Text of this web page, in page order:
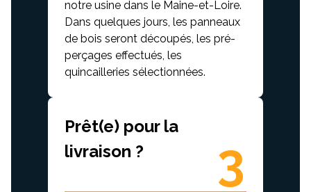
notre usine dans le Maine-et-Loire.
Dans quelques jours, les panneaux
de bois seront découpés, les pré-
perçages effectués, les
quincailleries sélectionnées.
3
Prêt(e) pour la
livraison ?